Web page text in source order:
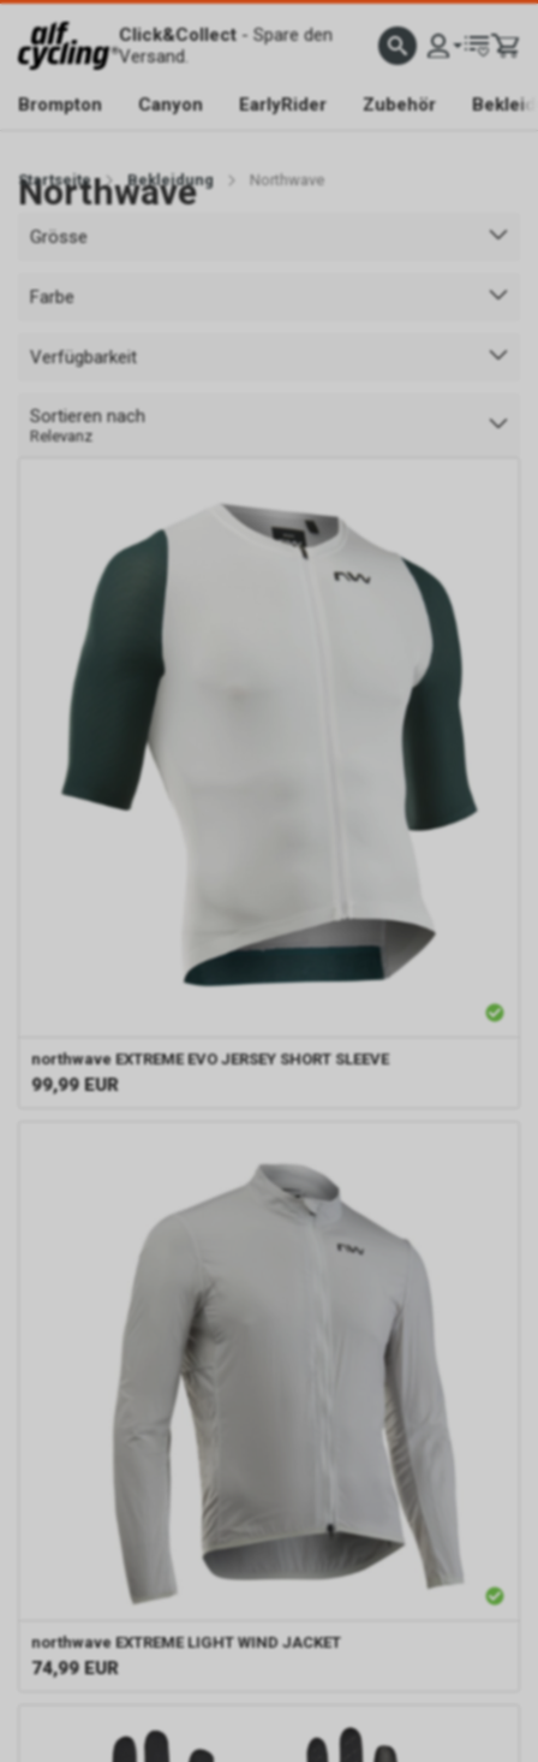
Click&Collect- Spare den
Versand.
Brompton Canyon EarlyRider Zubehör
Startseite Bekleidung Northwave
Northwave
Grösse
Farbe
Verfügbarkeit
Sortieren nach
Relevanz
northwave EXTREME EVO JERSEY SHORT SLEEVE
99,99 EUR
northwave EXTREME LIGHT WIND JACKET
74,99 EUR